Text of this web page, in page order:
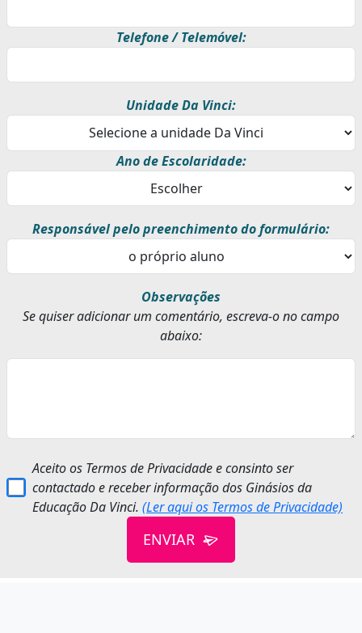
Telefone / Telemóvel:
Unidade Da Vinci:
Ano de Escolaridade:
Responsável pelo preenchimento do formulário:
Observações
Se quiser adicionar um comentário, escreva-o no campo
abaixo:
Aceito os Termos de Privacidade e consinto ser
contactado e receber informação dos Ginásios da
Educação Da Vinci.(Ler aqui os Termos de Privacidade)
ENVIAR